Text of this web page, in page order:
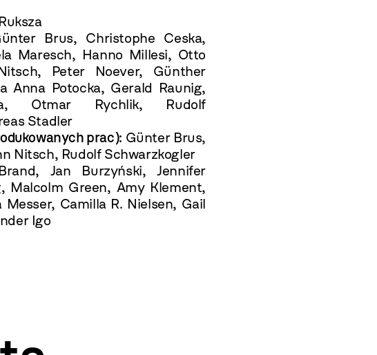
Brus, Christophe Ceska,
Maresch, Hanno Millesi, Otto
Peter Noever, Günther
Anna Potocka, Gerald Raunig,
Otmar Rychlik, Rudolf
Stadler
prac): Günter Brus,
Nitsch, Rudolf Schwarzkogler
Jan Burzyński, Jennifer
Malcolm Green, Amy Klement,
Messer, Camilla R. Nielsen, Gail
Igo